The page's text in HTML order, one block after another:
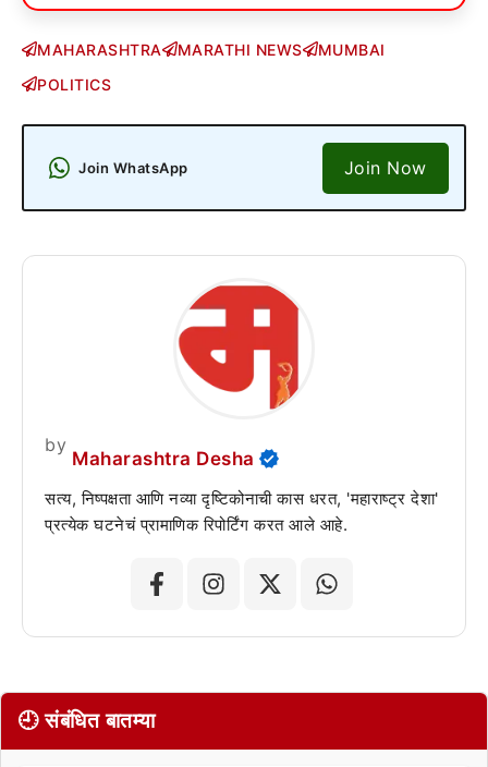
MAHARASHTRA MARATHI NEWS
MUMBAI
POLITICS
Join WhatsApp Join Now
by
Maharashtra Desha
सत्य, निष्पक्षता आणि नव्या दृष्टिकोनाची कास धरत, 'महाराष्ट्र देशा'
प्रत्येक घटनेचं प्रामाणिक रिपोर्टिंग करत आले आहे.
🕘 संबंधित बातम्या